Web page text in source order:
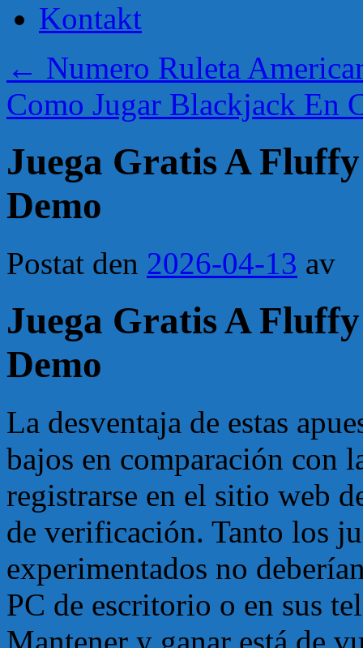
Kontakt
← Numero Ruleta
Como Jugar Blackjack En
Juega Gratis A
Demo
Postat den 2026-04-13 av
Juega Gratis A
Demo
La desventaja de estas
bajos en comparación con
registrarse en el sitio web
de verificación. Tanto los
experimentados no
PC de escritorio o en sus
Mantener y ganar está de